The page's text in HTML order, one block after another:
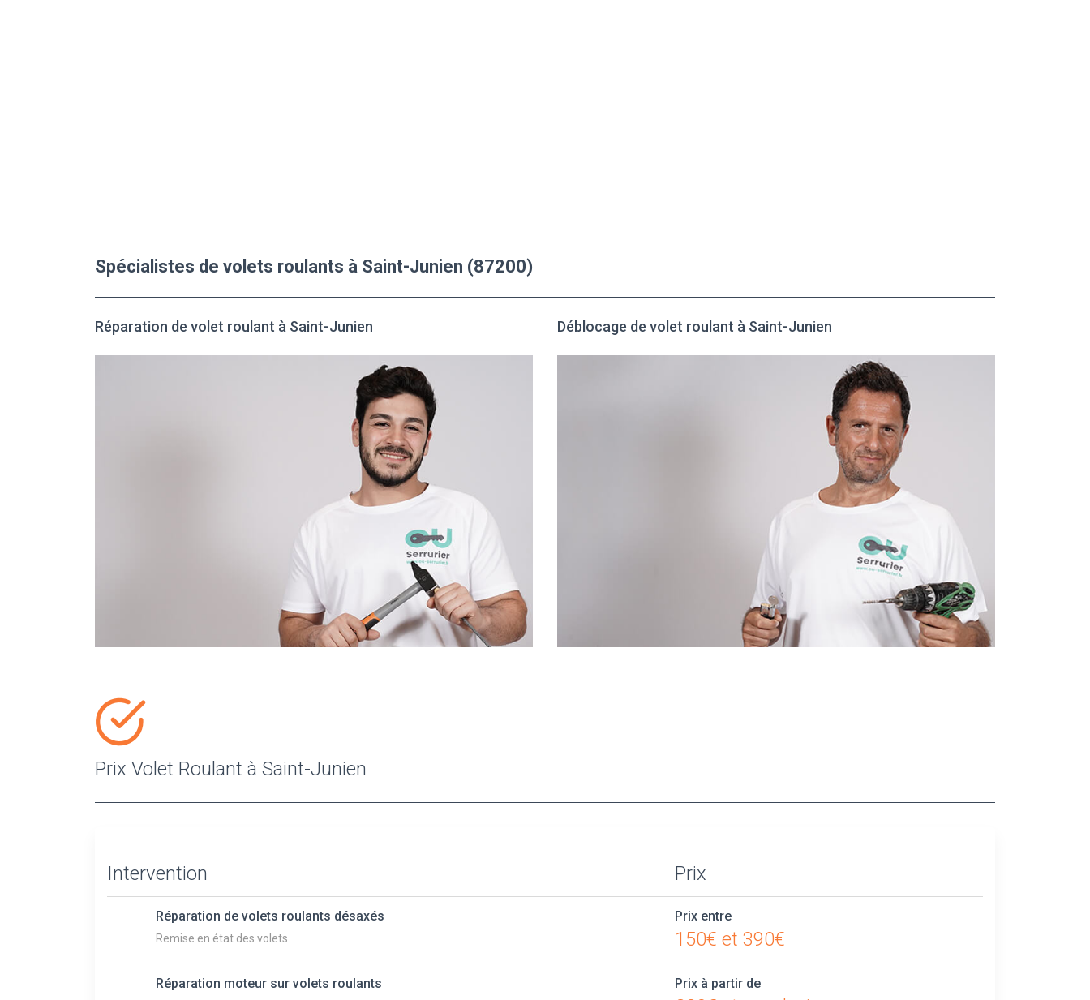
Spécialistes de volets roulants à Saint-Junien (87200)
Réparation de volet roulant à Saint-Junien Déblocage de volet roulant à Saint-Junien
Prix Volet Roulant à Saint-Junien
Intervention Prix
Réparation de volets roulants désaxés
Remise en état des volets
Prix entre
150€ et 390€
Réparation moteur sur volets roulants Prix à partir de